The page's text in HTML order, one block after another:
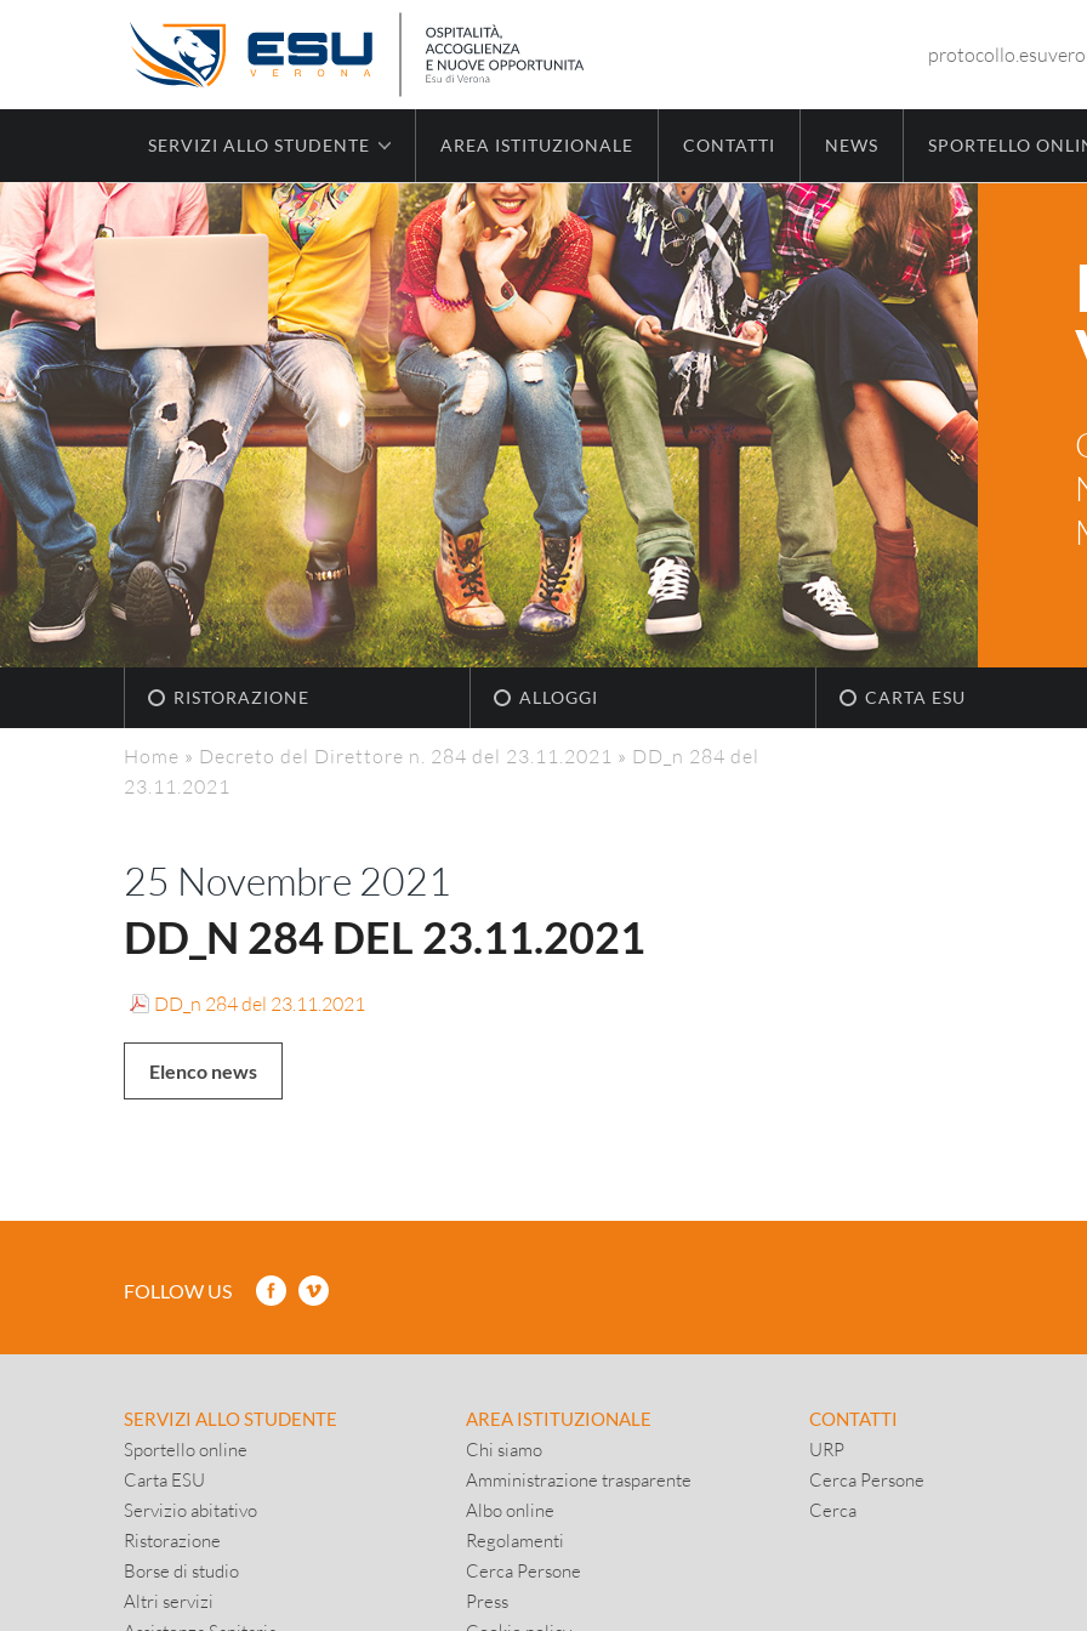
SERVIZI ALLO STUDENTE AREA ISTITUZIONALE CONTATTI NEWS SPORTELLO
RISTORAZIONE ALLOGGI CARTA ESU
Home » Decreto del Direttore n. 284 del 23.11.2021 » DD_n 284 del
23.11.2021
25 Novembre 2021
DD_N 284 DEL 23.11.2021
DD_n 284 del 23.11.2021
Elenco news
FOLLOW US
SERVIZI ALLO STUDENTE
Sportello online
Carta ESU
Servizio abitativo
Ristorazione
Borse di studio
Altri servizi
AREA ISTITUZIONALE
Chi siamo
Amministrazione trasparente
Albo online
Regolamenti
Cerca Persone
Press
CONTATTI
URP
Cerca Persone
Cerca